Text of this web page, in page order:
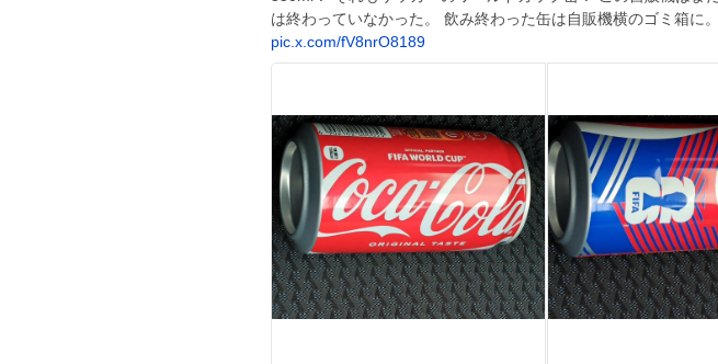
は終わっていなかった。 飲み終わった缶は自販機横のゴミ箱に。
pic.x.com/fV8nrO8189